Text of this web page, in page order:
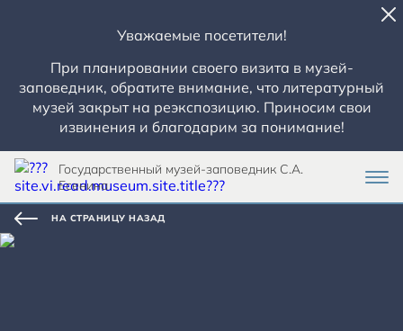
Уважаемые посетители!
При планировании своего визита в музей-
заповедник, обратите внимание, что литературный
музей закрыт на реэкспозицию. Приносим свои
извинения и благодарим за понимание!
Государственный музей-заповедник С.А.
Есенина
НА СТРАНИЦУ НАЗАД